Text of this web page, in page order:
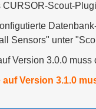
CURSOR-Scout-
Sensors" unter
Version 3.0.0
Version 3.1.0